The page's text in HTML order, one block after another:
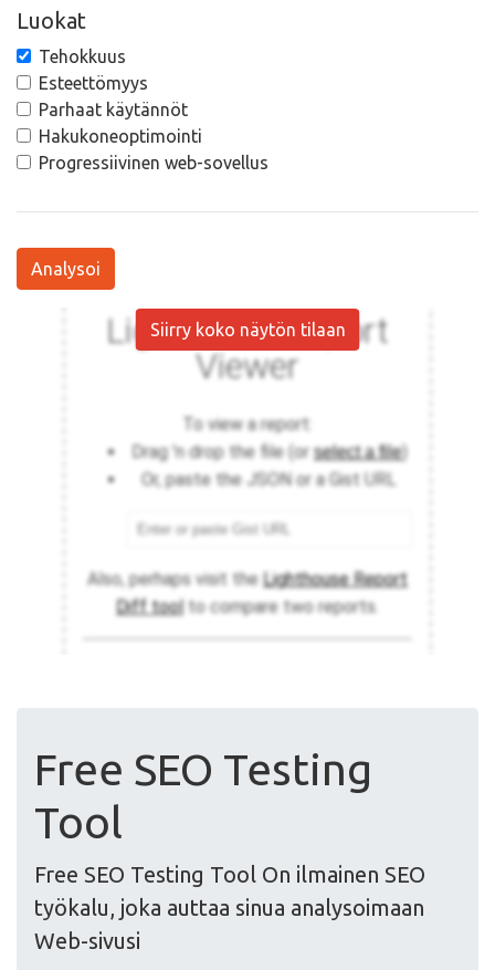
Luokat
Tehokkuus
Esteettömyys
Parhaat käytännöt
Hakukoneoptimointi
Progressiivinen web-sovellus
Analysoi
Siirry koko näytön tilaan
Free SEO Testing
Tool
Free SEO Testing Tool On ilmainen SEO
työkalu, joka auttaa sinua analysoimaan
Web-sivusi